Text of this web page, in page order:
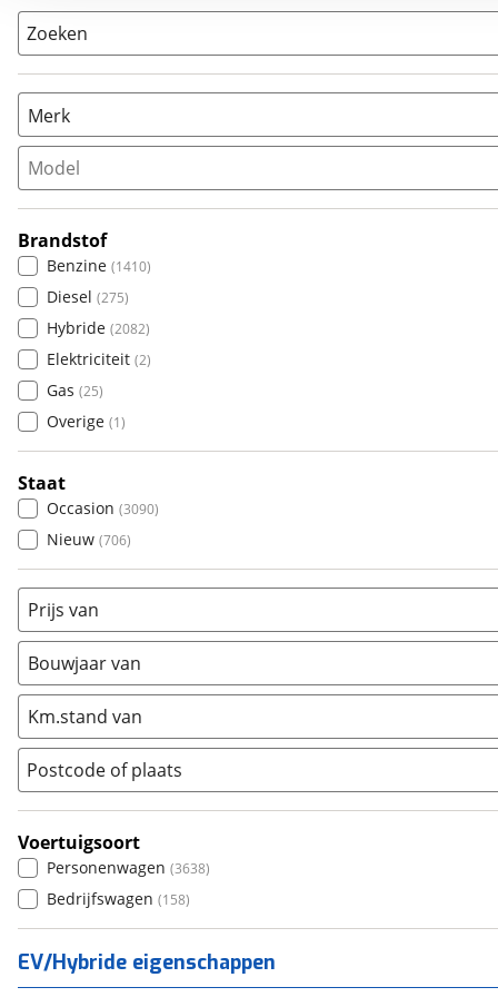
Zoeken
Merk
Populair
Audi (415)
BMW (1885
Citroën ( )
Fiat ( 0)
Ford (84)
Hyundai (0)
Kia (8)
Mazda ( 2)
Mini
Peugeot (1)
Renault
Seat
SKODA (0)
Suzuki (0)
Toyota (8)
Volkswagen (86)
Volvo (8)
Alle merken
Abarth
Alfa Romeo (
Alpina
Model
Brandstof
Benzine (1410)
Diesel (275)
Hybride (2082)
Elektriciteit (2)
Gas (25)
Overige (1)
Staat
Occasion (3090)
Nieuw (706)
Prijs van
Bouwjaar van
Km.stand van
Postcode of plaats
Voertuigsoort
Personenwagen (3638)
Bedrijfswagen (158)
EV/Hybride eigenschappen